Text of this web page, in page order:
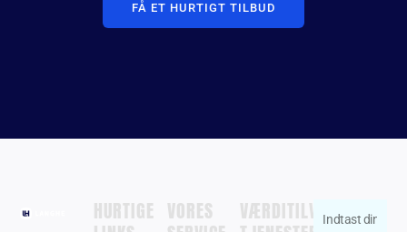
FÅ ET HURTIGT TILBUD
HURTIGE VORES
VÆRDITILVÆKST
Indtast